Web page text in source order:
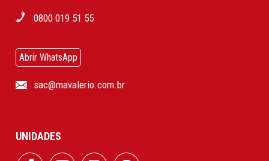
0800 019 51 55
Abrir WhatsApp
sac@mavalerio.com.br
UNIDADES